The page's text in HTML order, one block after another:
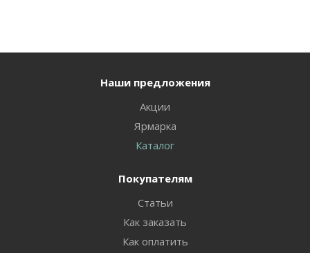
Наши предложения
Акции
Ярмарка
Каталог
Покупателям
Статьи
Как заказать
Как оплатить